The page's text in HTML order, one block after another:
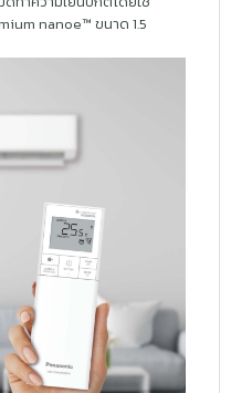
nanoe™ ขนาด 1.5